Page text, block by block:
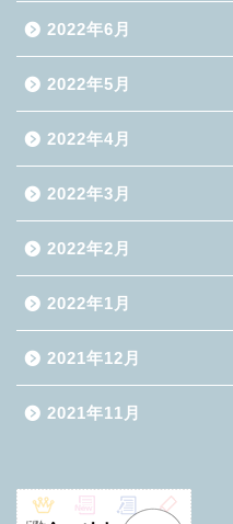
2022年6月
2022年5月
2022年4月
2022年3月
2022年2月
2022年1月
2021年12月
2021年11月